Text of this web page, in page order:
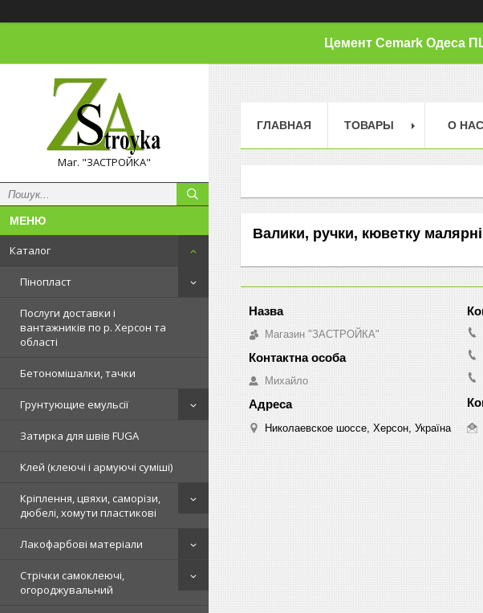
Цемент Cemark Одеса
Маг. "ЗАСТРОЙКА"
Каталог
Пінопласт
Послуги доставки і
вантажників по р. Херсон та
області
Бетономішалки, тачки
Грунтующие емульсії
Затирка для швів FUGA
Клей (клеючі і армуючі суміші)
Кріплення, цвяхи, саморізи,
дюбелі, хомути пластикові
Лакофарбові матеріали
Стрічки самоклеючі,
огороджувальний
ГЛАВНАЯ ТОВАРЫ О НАС
Валики, ручки, кюветку малярні
Магазин "ЗАСТРОЙКА"
Михайло
Николаевское шоссе, Херсон, Україна